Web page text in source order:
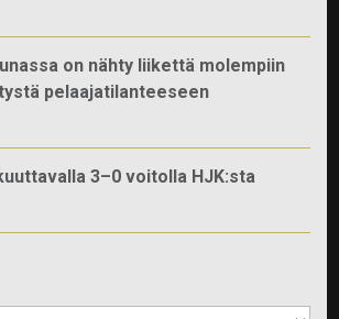
on nähty liikettä molempiin
pelaajatilanteeseen
3–0 voitolla HJK:sta